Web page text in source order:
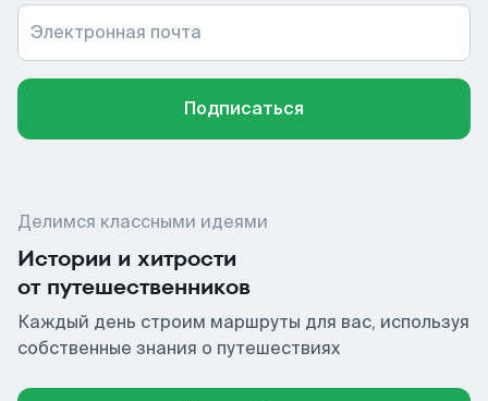
Электронная почта
Подписаться
Делимся классными идеями
Истории и хитрости
от путешественников
Каждый день строим маршруты для вас, используя
собственные знания о путешествиях